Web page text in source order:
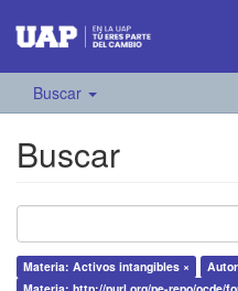
Buscar
Buscar
Materia: Activos intangibles ×